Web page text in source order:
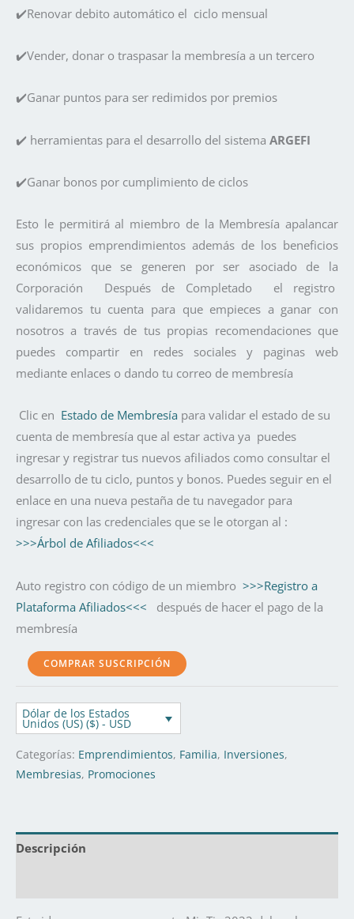
✔️Renovar debito automático el ciclo mensual
✔️Vender, donar o traspasar la membresía a un tercero
✔️Ganar puntos para ser redimidos por premios
✔️ herramientas para el desarrollo del sistema ARGEFI
✔️Ganar bonos por cumplimiento de ciclos
Esto le permitirá al miembro de la Membresía apalancar
sus propios emprendimientos además de los beneficios
económicos que se generen por ser asociado de la
Corporación Después de Completado el registro
validaremos tu cuenta para que empieces a ganar con
nosotros a través de tus propias recomendaciones que
puedes compartir en redes sociales y paginas web
mediante enlaces o dando tu correo de membresía
Clic en Estado de Membresía para validar el estado de su
cuenta de membresía que al estar activa ya puedes
ingresar y registrar tus nuevos afiliados como consultar el
desarrollo de tu ciclo, puntos y bonos. Puedes seguir en el
enlace en una nueva pestaña de tu navegador para
ingresar con las credenciales que se le otorgan al :
>>>Árbol de Afiliados<<<
Auto registro con código de un miembro >>>Registro a
Plataforma Afiliados<<<
después de hacer el pago de la
membresía
COMPRAR SUSCRIPCIÓN
Dólar de los Estados
Unidos (US) ($) - USD
Categorías: Emprendimientos, Familia, Inversiones,
Membresias, Promociones
Descripción